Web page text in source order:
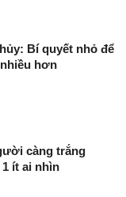
Bí quyết nhỏ để
hơn
càng trắng
ít ai nhìn